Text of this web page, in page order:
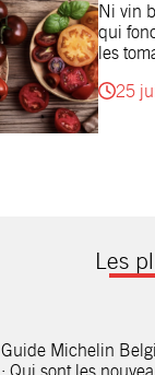
Ni vin
qui
les
25
Les
Guide Michelin
: Qui sont les